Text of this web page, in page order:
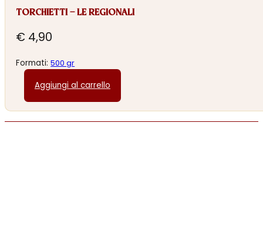
TORCHIETTI – LE REGIONALI
€ 4,90
Formati:500 gr
Aggiungi al carrello